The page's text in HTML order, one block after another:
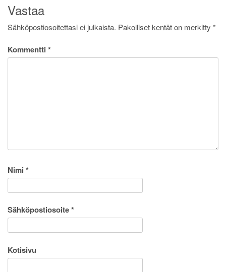
Vastaa
Sähköpostiosoitettasi ei julkaista. Pakolliset kentät on merkitty *
Kommentti *
Nimi *
Sähköpostiosoite*
Kotisivu